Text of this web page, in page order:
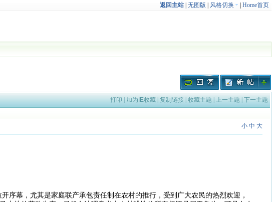
返回主站| 无图版 风格切换 Home首页
打印 | 加为IE收藏| 复制链接| 收藏主题 | 上一主题 | 下一主题
小 中 大
幕，尤其是家庭联产承包责任制在农村的推行，受到广大农民的热烈欢迎，